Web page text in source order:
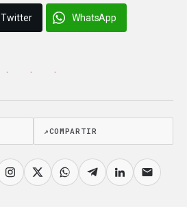
Twitter WhatsApp
· · ·
↗COMPARTIR